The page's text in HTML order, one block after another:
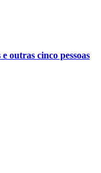
outras cinco pessoas